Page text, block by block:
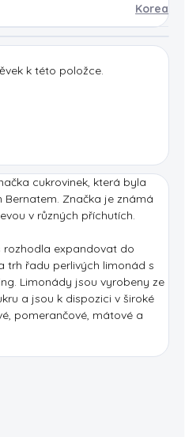
Korea
k této položce.
cukrovinek, která byla
Bernatem. Značka je známá
v různých příchutích.
rozhodla expandovat do
trh řadu perlivých limonád s
Limonády jsou vyrobeny ze
a jsou k dispozici v široké
pomerančové, mátové a